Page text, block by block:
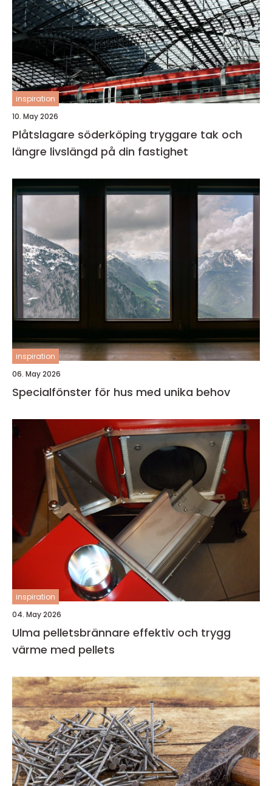
inspiration
10. May 2026
Plåtslagare söderköping tryggare tak och
längre livslängd på din fastighet
inspiration
06. May 2026
Specialfönster för hus med unika behov
inspiration
04. May 2026
Ulma pelletsbrännare effektiv och trygg
värme med pellets